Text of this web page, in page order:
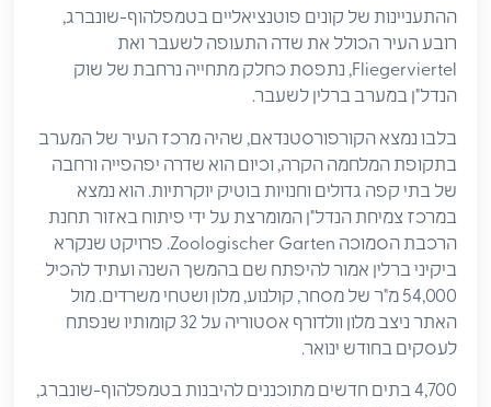
ההתעניינות של קונים פוטנציאליים בטמפלהוף-שונברג,
רובע העיר הכולל את שדה התעופה לשעבר ואת
Fliegerviertel, נתפסת כחלק מתחייה נרחבת של שוק
הנדל"ן במערב ברלין לשעבר.
בלבו נמצא הקורפורסטנדאם, שהיה מרכז העיר של המערב
בתקופת המלחמה הקרה, וכיום הוא שדרה יפהפייה ורחבה
של בתי קפה גדולים וחנויות בוטיק יוקרתיות. הוא נמצא
במרכז צמיחת הנדל"ן המומרצת על ידי פיתוח באזור תחנת
הרכבת הסמוכה Zoologischer Garten. פרויקט שנקרא
ביקיני ברלין אמור להיפתח שם בהמשך השנה ועתיד להכיל
54,000 מ"ר של מסחר, קולנוע, מלון ושטחי משרדים. מול
האתר ניצב מלון וולדורף אסטוריה על 32 קומותיו שנפתח
לעסקים בחודש ינואר.
4,700 בתים חדשים מתוכננים להיבנות בטמפלהוף-שונברג,